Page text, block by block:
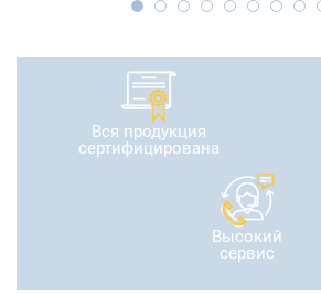
Вся продукция
сертифицирована
Высокий
сервис